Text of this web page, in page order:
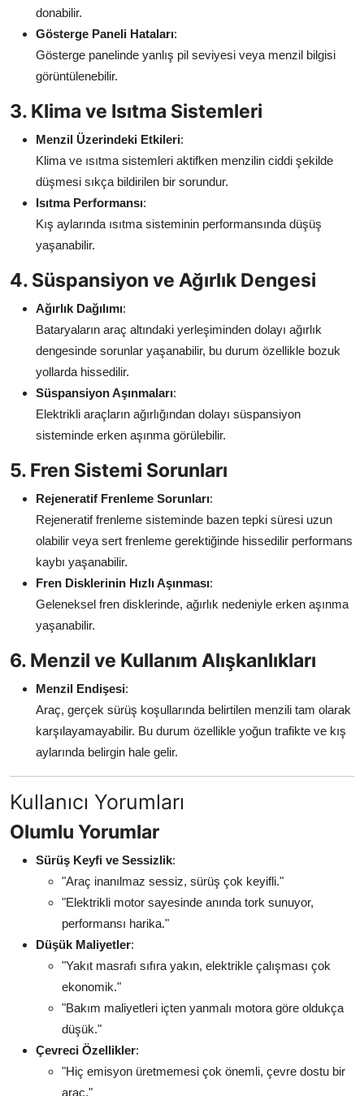
donabilir.
Gösterge Paneli Hataları:
Gösterge panelinde yanlış pil seviyesi veya menzil bilgisi
görüntülenebilir.
3. Klima ve Isıtma Sistemleri
Menzil Üzerindeki Etkileri:
Klima ve ısıtma sistemleri aktifken menzilin ciddi şekilde
düşmesi sıkça bildirilen bir sorundur.
Isıtma Performansı:
Kış aylarında ısıtma sisteminin performansında düşüş
yaşanabilir.
4. Süspansiyon ve Ağırlık Dengesi
Ağırlık Dağılımı:
Bataryaların araç altındaki yerleşiminden dolayı ağırlık
dengesinde sorunlar yaşanabilir, bu durum özellikle bozuk
yollarda hissedilir.
Süspansiyon Aşınmaları:
Elektrikli araçların ağırlığından dolayı süspansiyon
sisteminde erken aşınma görülebilir.
5. Fren Sistemi Sorunları
Rejeneratif Frenleme Sorunları:
Rejeneratif frenleme sisteminde bazen tepki süresi uzun
olabilir veya sert frenleme gerektiğinde hissedilir performans
kaybı yaşanabilir.
Fren Disklerinin Hızlı Aşınması:
Geleneksel fren disklerinde, ağırlık nedeniyle erken aşınma
yaşanabilir.
6. Menzil ve Kullanım Alışkanlıkları
Menzil Endişesi:
Araç, gerçek sürüş koşullarında belirtilen menzili tam olarak
karşılayamayabilir. Bu durum özellikle yoğun trafikte ve kış
aylarında belirgin hale gelir.
Kullanıcı Yorumları
Olumlu Yorumlar
Sürüş Keyfi ve Sessizlik:
"Araç inanılmaz sessiz, sürüş çok keyifli."
"Elektrikli motor sayesinde anında tork sunuyor,
performansı harika."
Düşük Maliyetler:
"Yakıt masrafı sıfıra yakın, elektrikle çalışması çok
ekonomik."
"Bakım maliyetleri içten yanmalı motora göre oldukça
düşük."
Çevreci Özellikler:
"Hiç emisyon üretmemesi çok önemli, çevre dostu bir
araç."